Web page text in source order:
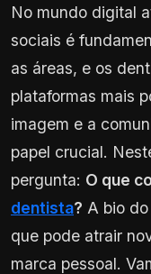
No mundo digital
sociais é
as áreas, e os
plataformas mais
imagem e a
papel crucial.
pergunta: O que
dentista? A bio
que pode atrair
marca pessoal.